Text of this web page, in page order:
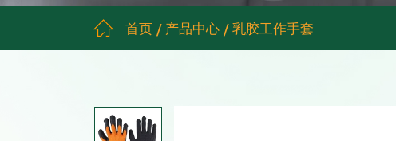
首页 产品中心 乳胶工作手套